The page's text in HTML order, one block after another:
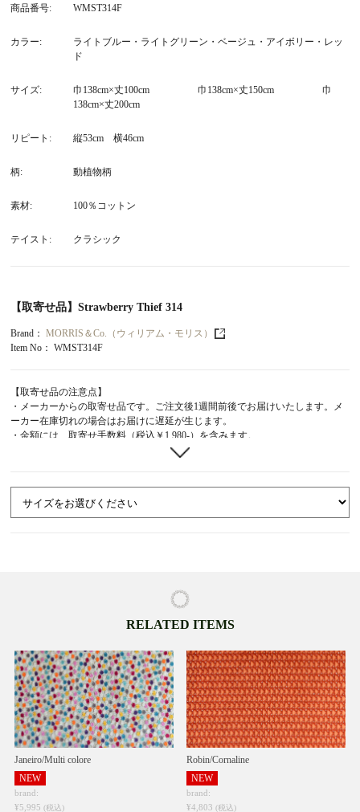
商品番号 WMST314F
カラー
ライトブルー・ライトグリーン・ベージュ・アイボリー・レッ
ド
サイズ
巾138cm×丈100cm 巾138cm×丈150cm 巾
138cm×丈200cm
リピート 縦53cm 横46cm
柄 動植物柄
素材 100％コットン
テイスト クラシック
【取寄せ品】Strawberry Thief 314
Brand：MORRIS＆Co.（ウィリアム・モリス）
Item No：WMST314F
【取寄せ品の注意点】
・メーカーからの取寄せ品です。ご注文後1週間前後でお届けいたします。メ
ーカー在庫切れの場合はお届けに遅延が生じます。
・金額には、取寄せ手数料（税込￥1,980-）を含みます。
・取寄せ品と在庫品を同時注文された場合、取寄せ品の入荷後にまとめてご配
てください。
※裁断箇所によって柄の出方が異なります。
RELATED ITEMS
Janeiro/Multi colore
NEW
brand:
¥5,995 (税込)
Robin/Cornaline
NEW
brand:
¥4,803(税込)